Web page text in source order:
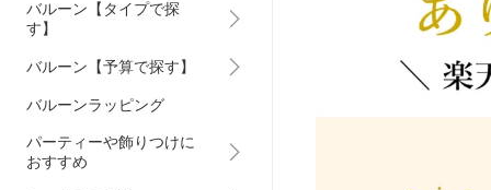
バルーン【タイプで探
す】
バルーン【予算で探す】
バルーンラッピング
パーティーや飾りつけに
おすすめ